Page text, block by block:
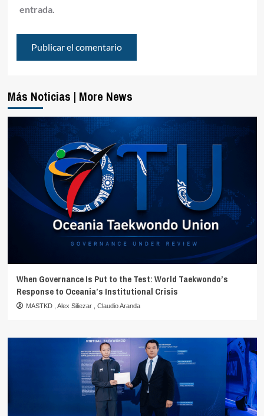
entrada.
Más Noticias | More News
When Governance Is Put to the Test: World Taekwondo’s
Response to Oceania’s Institutional Crisis
MASTKD Alex Siliezar Claudio Aranda